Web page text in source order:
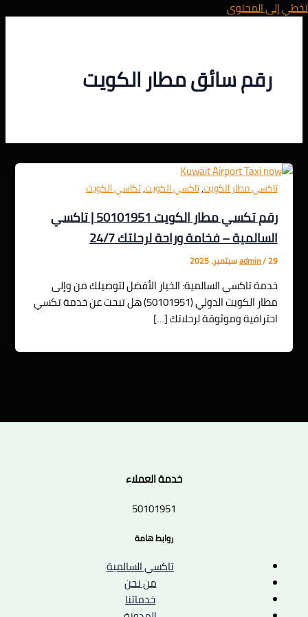
تخطي إلى المحتوى
رقم سائق مطار الكويت
تاكسي مطار الكويت,تاكسي الكويت,تكاسي الكويت
رقم تكسي مطار الكويت 50101951 | تاكسي
السالمية – فخامة وراحة لرحلتك 24/7
admin/29 سبتمبر، 2025
خدمة تاكسي السالمية: الخيار الأفضل لتوصيلك من وإلى
مطار الكويت الدولي (50101951) هل تبحث عن خدمة تكسي
احترافية وموثوقة لرحلاتك […]
خدمة العملاء
50101951
روابط هامة
تاكسي السالمية
من نحن
خدماتنا